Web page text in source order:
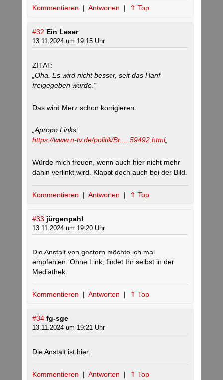
Kommentieren | Antworten | ⇑ Top
#32 Ein Leser
13.11.2024 um 19:15 Uhr
ZITAT:
„Oha. Es wird nicht besser, seit das Hanf
freigegeben wurde.“
Das wird Merz schon korrigieren.
„Apropo Links:
https://www.n-tv.de/politik/Br.....59492.html„
Würde mich freuen, wenn auch hier nicht mehr
dahin verlinkt wird. Klappt doch auch bei der Bild.
Kommentieren | Antworten | ⇑ Top
#33 jürgenpahl
13.11.2024 um 19:20 Uhr
Die Anstalt von gestern möchte ich mal
empfehlen. Ohne Link, findet Ihr selbst in der
Mediathek.
Kommentieren | Antworten | ⇑ Top
#34 fg-sge
13.11.2024 um 19:21 Uhr
Die Anstalt ist hier.
Kommentieren | Antworten | ⇑ Top